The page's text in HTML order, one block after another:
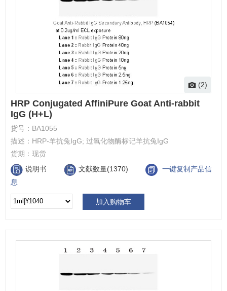
(2)
HRP Conjugated AffiniPure Goat Anti-rabbit
IgG (H+L)
货号： BA1055
描述： HRP-羊抗兔IgG; 过氧化物酶标记羊抗兔IgG
货期： 现货
说明书
文献数量(1370)
一键复制产品信
息
加入购物车